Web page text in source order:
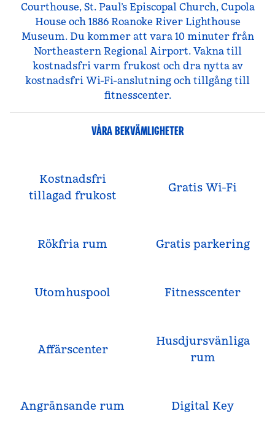
Courthouse, St. Paul’s Episcopal Church, Cupola
House och 1886 Roanoke River Lighthouse
Museum. Du kommer att vara 10 minuter från
Northeastern Regional Airport. Vakna till
kostnadsfri varm frukost och dra nytta av
kostnadsfri Wi-Fi-anslutning och tillgång till
fitnesscenter.
VÅRA BEKVÄMLIGHETER
Kostnadsfri
tillagad frukost
Gratis Wi-Fi
Rökfria rum Gratis parkering
Utomhuspool Fitnesscenter
Affärscenter
Husdjursvänliga
rum
Angränsande rum Digital Key